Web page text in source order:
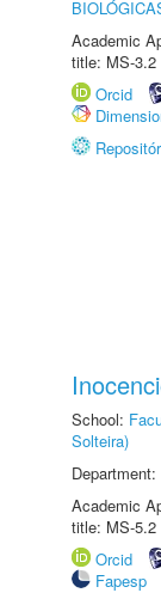
Academic
title: MS-3.2
Orcid
School:
Solteira)
Department:
Academic
title: MS-5.2
Orcid
Fapesp